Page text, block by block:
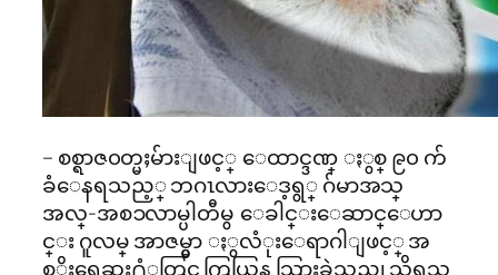
– စစ္ရာဇ၀တ္မႈမ်ားျဖင့္ ေထာင္ဒဏ္ ႏွစ္ ၉၀ က်
ခံေနရသည့္ ဘဂၤလားေဒ့ရွ္ ဂ်မာအသ္
အလ္-အစၥလာမ္ပါတီမွ ေခါင္းေဆာင္ေဟာ
င္း ဂူလမ္ အာဇမ္မွာ ႏွလံုးေရာဂါျဖင့္ အ
စုိးရေဆး႐ံုတြင္ ကြယ္လြန္ သြားခဲ့သည္ဟု သိရသ